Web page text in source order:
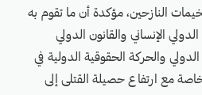
النازحين، مؤكدة أن ما تقوم به
الإنساني والقانون الدولي
والحركة الحقوقية الدولية في
مع ارتفاع حصيلة القتلى إلى